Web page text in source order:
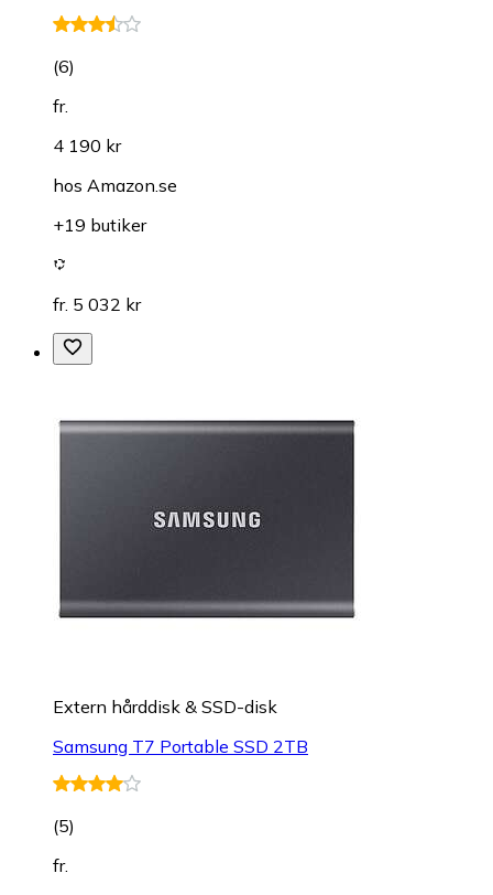
(6)
fr.
4 190 kr
hos Amazon.se
+19 butiker
fr. 5 032 kr
Extern hårddisk & SSD-disk
Samsung T7 Portable SSD 2TB
(5)
fr.